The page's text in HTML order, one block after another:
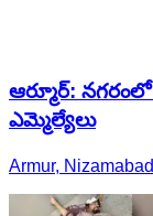
ఆర్మూర్:
ఎమ్మెల్యేలు
Armur,